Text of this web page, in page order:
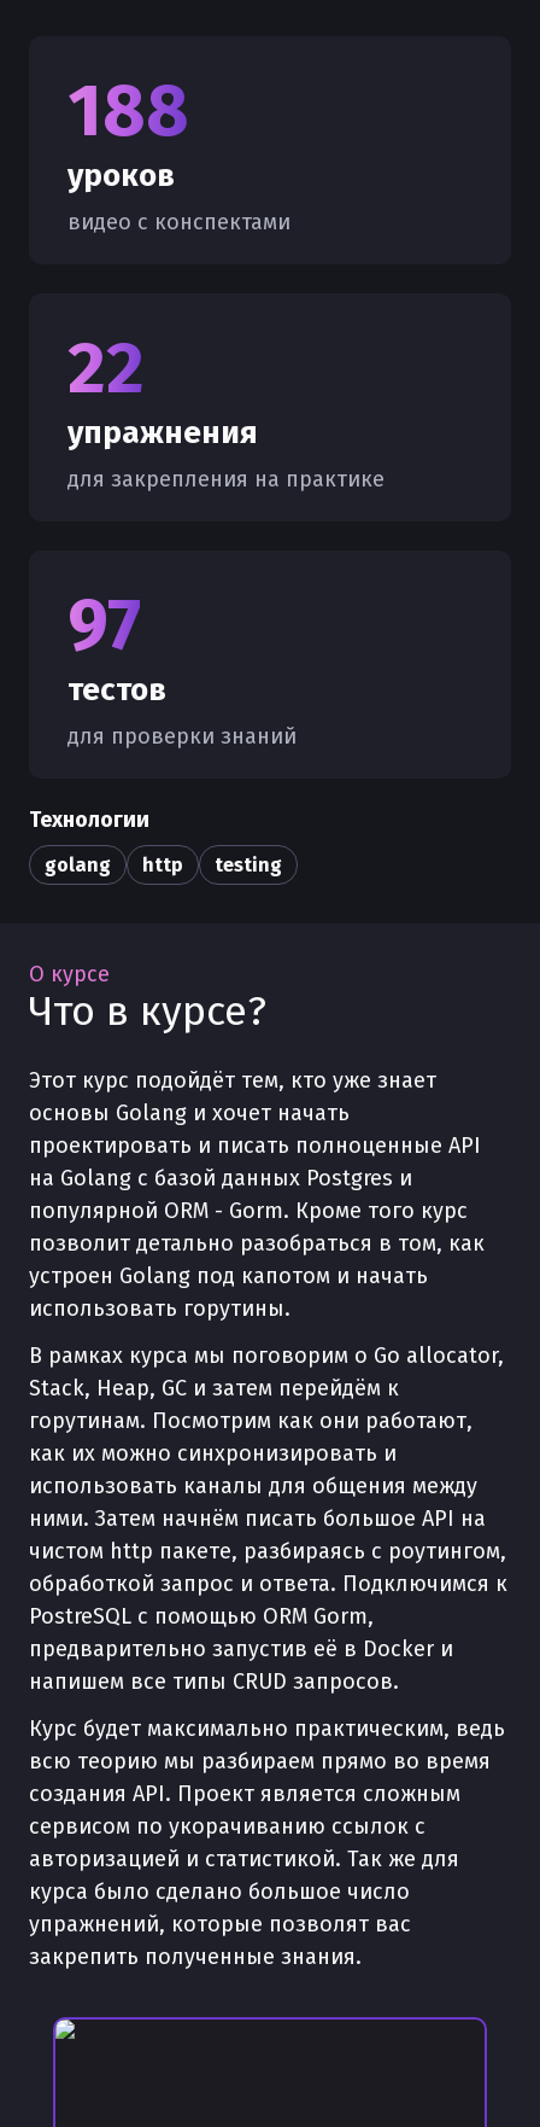
188
уроков
видео с конспектами
22
упражнения
для закрепления на практике
97
тестов
для проверки знаний
Технологии
golang http testing
О курсе
Что в курсе?
Этот курс подойдёт тем, кто уже знает
основы Golang и хочет начать
проектировать и писать полноценные API
на Golang с базой данных Postgres и
популярной ORM - Gorm. Кроме того курс
позволит детально разобраться в том, как
устроен Golang под капотом и начать
использовать горутины.
В рамках курса мы поговорим о Go allocator,
Stack, Heap, GC и затем перейдём к
горутинам. Посмотрим как они работают,
как их можно синхронизировать и
использовать каналы для общения между
ними. Затем начнём писать большое API на
чистом http пакете, разбираясь с роутингом,
обработкой запрос и ответа. Подключимся к
PostreSQL с помощью ORM Gorm,
предварительно запустив её в Docker и
напишем все типы CRUD запросов.
Курс будет максимально практическим, ведь
всю теорию мы разбираем прямо во время
создания API. Проект является сложным
сервисом по укорачиванию ссылок с
авторизацией и статистикой. Так же для
курса было сделано большое число
упражнений, которые позволят вас
закрепить полученные знания.